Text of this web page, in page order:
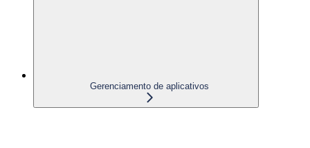
Gerenciamento de aplicativos